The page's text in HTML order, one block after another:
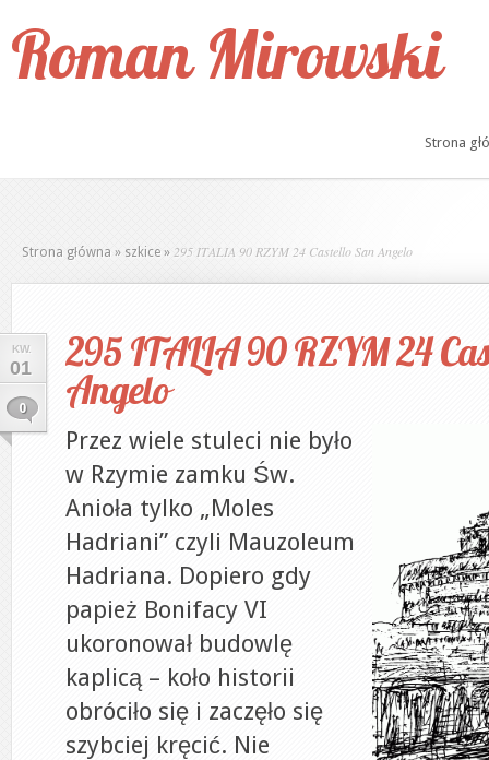
Roman Mirowski
Strona
Strona główna » szkice » 295 ITALIA 90 RZYM 24 Castello San Angelo
KW.
01
0
295 ITALIA 90 RZYM 24
Angelo
Przez wiele stuleci nie było
w Rzymie zamku Św.
Anioła tylko „Moles
Hadriani” czyli Mauzoleum
Hadriana. Dopiero gdy
papież Bonifacy VI
ukoronował budowlę
kaplicą – koło historii
obróciło się i zaczęło się
szybciej kręcić. Nie